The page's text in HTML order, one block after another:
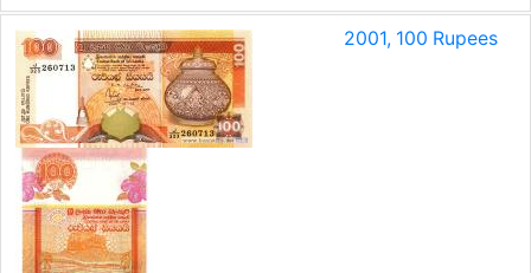
2001, 100 Rupees